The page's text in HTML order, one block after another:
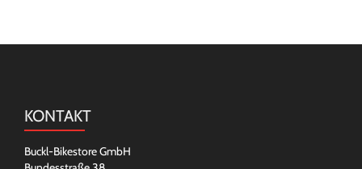
KONTAKT
Buckl-Bikestore GmbH